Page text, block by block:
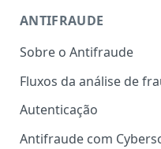
ANTIFRAUDE
Sobre o Antifraude
Fluxos da análise de
Autenticação
Antifraude com